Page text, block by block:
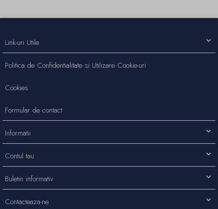
Contacteaza-ne
Link-uri Utile
Politica de Confidentialitate si Utilizare Cookie-uri
Cookies
Formular de contact
Informatii
Contul tau
Buletin informativ